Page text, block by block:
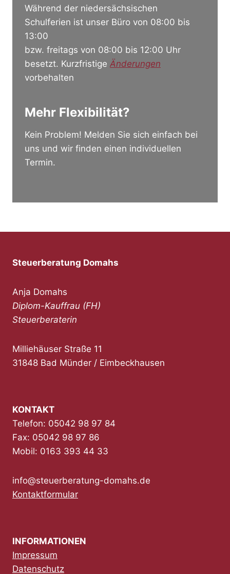
Während der niedersächsischen
Schulferien ist unser Büro von 08:00 bis
13:00
bzw. freitags von 08:00 bis 12:00 Uhr
besetzt. Kurzfristige Änderungen
vorbehalten
Mehr Flexibilität?
Kein Problem! Melden Sie sich einfach bei
uns und wir finden einen individuellen
Termin.
Steuerberatung Domahs
Anja Domahs
Diplom-Kauffrau (FH)
Steuerberaterin
Milliehäuser Straße 11
31848 Bad Münder / Eimbeckhausen
KONTAKT
Telefon: 05042 98 97 84
Fax: 05042 98 97 86
Mobil: 0163 393 44 33
info@steuerberatung-domahs.de
Kontaktformular
INFORMATIONEN
Impressum
Datenschutz